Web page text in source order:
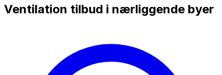
Ventilation tilbud i nærliggende byer